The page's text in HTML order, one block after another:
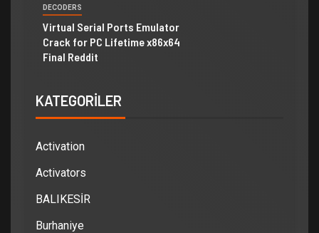
DECODERS
Virtual Serial Ports Emulator
Crack for PC Lifetime x86x64
Final Reddit
KATEGORILER
Activation
Activators
BALIKESİR
Burhaniye